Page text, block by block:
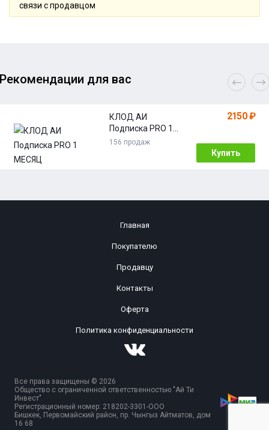
связи с продавцом
Рекомендации для вас
КЛОД АИ
Подписка PRO 1
МЕСЯЦ
156 продаж
2150 ₽
Купить
Главная
Покупателю
Продавцу
Контакты
Оферта
Политика конфиденциальности
Все права защищены © 2026
Общество с ограниченной ответственностью "Ай Ти
Инвест"
Регистрационный номер: 218202-3301-ООО
Бишкек, Первомайский район, пр. Чынгыз Айтматов, дом
16 68